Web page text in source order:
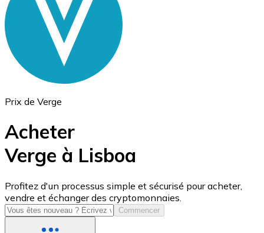
Ethereum
USD Coin
USDC
Prix de Verge
Acheter
Verge à Lisboa
Profitez d'un processus simple et sécurisé pour acheter,
vendre et échanger des cryptomonnaies.
Commencer